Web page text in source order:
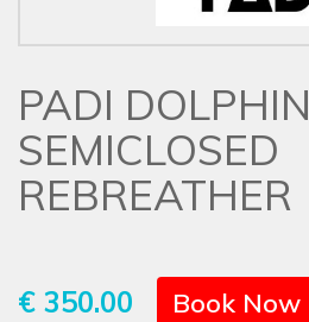
PADI DOLPHIN
SEMICLOSED
REBREATHER
€ 350.00 Book Now